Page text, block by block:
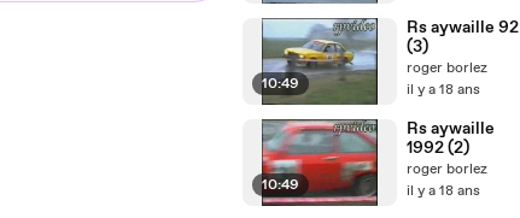
10:49
Rs aywaille 92
(3)
roger borlez
il y a 18 ans
10:49
Rs aywaille
1992 (2)
roger borlez
il y a 18 ans